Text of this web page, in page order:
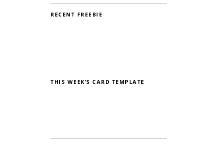
RECENT FREEBIE
THIS WEEK’S CARD TEMPLATE